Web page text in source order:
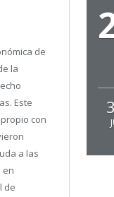
de
la
Este
con
a las
en
de